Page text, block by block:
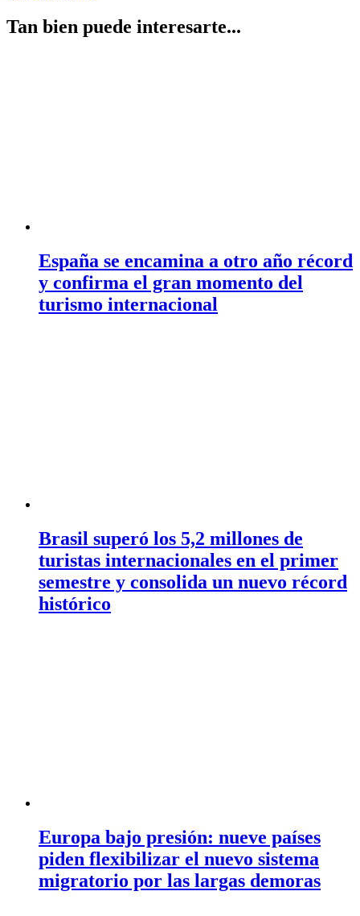
Tan bien puede interesarte...
España se encamina a otro año récord
y confirma el gran momento del
turismo internacional
Brasil superó los 5,2 millones de
turistas internacionales en el primer
semestre y consolida un nuevo récord
histórico
Europa bajo presión: nueve países
piden flexibilizar el nuevo sistema
migratorio por las largas demoras